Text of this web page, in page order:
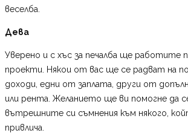
веселба.
Дева
Уверено и с хъс за печалба ще работите
проекти. Някои от вас ще се радват на
доходи, едни от заплата, други от
или рента. Желанието ще ви помогне да
вътрешните си съмнения към някого,
привлича.